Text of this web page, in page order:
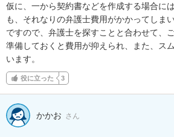
仮に、一から契約書などを作成する場合に
も、それなりの弁護士費用がかかってしまい
ですので、弁護士を探すことと合わせて、
準備しておくと費用が抑えられ、また、ス
います。
役に立った 3
かかお さん